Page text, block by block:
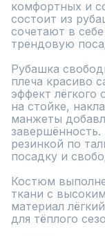
комфортных и
состоит из
сочетают в
трендовую
Рубашка
плеча красиво
эффект лёгкого
на стойке,
манжеты
резинкой по
посадку и
Костюм
ткани с
материал
для тёплого